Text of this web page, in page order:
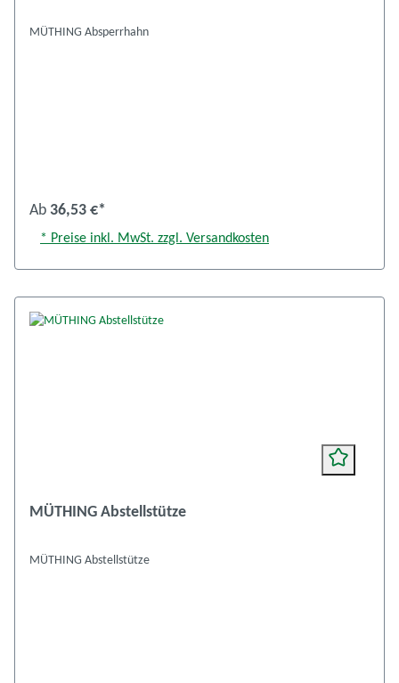
MÜTHING Absperrhahn
Ab 36,53 €*
* Preise inkl. MwSt. zzgl. Versandkosten
MÜTHING Abstellstütze
MÜTHING Abstellstütze